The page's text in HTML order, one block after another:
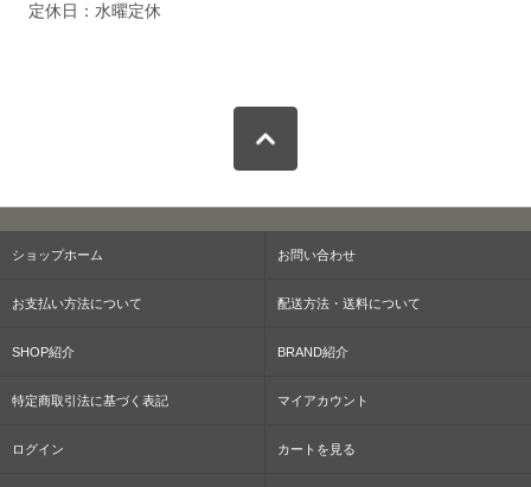
定休日：水曜定休
ショップホーム お問い合わせ
お支払い方法について 配送方法・送料について
SHOP紹介 BRAND紹介
特定商取引法に基づく表記 マイアカウント
ログイン カートを見る